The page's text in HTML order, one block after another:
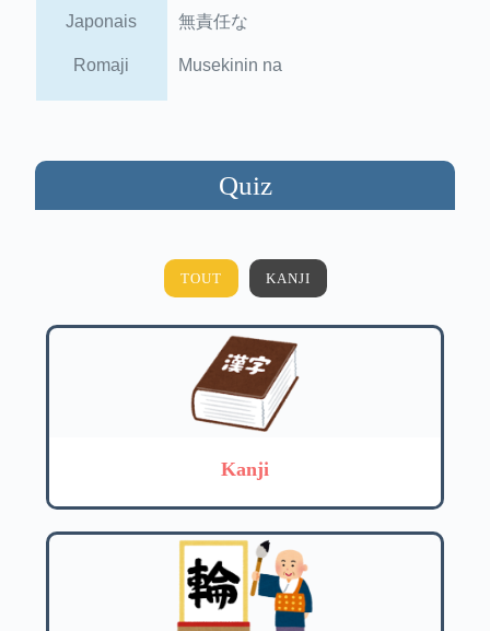
Japonais 無責任な
Romaji Musekinin na
Quiz
TOUT KANJI
Kanji